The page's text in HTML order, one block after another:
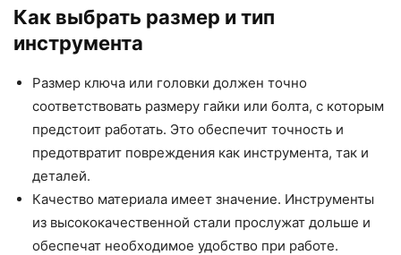
Как выбрать размер и тип
инструмента
Размер ключа или головки должен точно
соответствовать размеру гайки или болта, с которым
предстоит работать. Это обеспечит точность и
предотвратит повреждения как инструмента, так и
деталей.
Качество материала имеет значение. Инструменты
из высококачественной стали прослужат дольше и
обеспечат необходимое удобство при работе.